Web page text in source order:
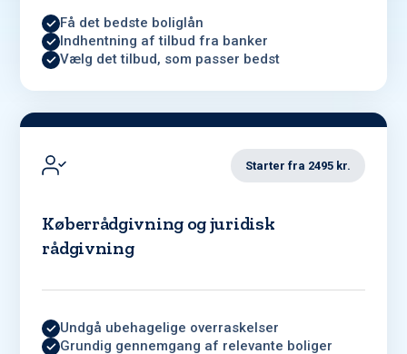
Få det bedste boliglån
Indhentning af tilbud fra banker
Vælg det tilbud, som passer bedst
Starter fra 2495 kr.
Køberrådgivning og juridisk
rådgivning
Undgå ubehagelige overraskelser
Grundig gennemgang af relevante boliger